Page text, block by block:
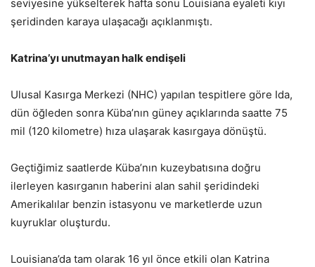
seviyesine yükselterek hafta sonu Louisiana eyaleti kıyı
şeridinden karaya ulaşacağı açıklanmıştı.
Katrina’yı unutmayan halk endişeli
Ulusal Kasırga Merkezi (NHC) yapılan tespitlere göre Ida,
dün öğleden sonra Küba’nın güney açıklarında saatte 75
mil (120 kilometre) hıza ulaşarak kasırgaya dönüştü.
Geçtiğimiz saatlerde Küba’nın kuzeybatısına doğru
ilerleyen kasırganın haberini alan sahil şeridindeki
Amerikalılar benzin istasyonu ve marketlerde uzun
kuyruklar oluşturdu.
Louisiana’da tam olarak 16 yıl önce etkili olan Katrina